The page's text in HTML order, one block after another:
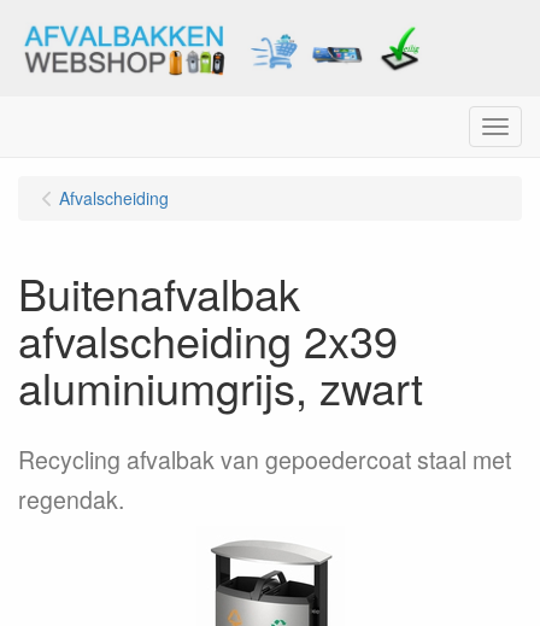
Menu
Afvalscheiding
Buitenafvalbak
afvalscheiding 2x39
aluminiumgrijs, zwart
Recycling afvalbak van gepoedercoat staal met
regendak.